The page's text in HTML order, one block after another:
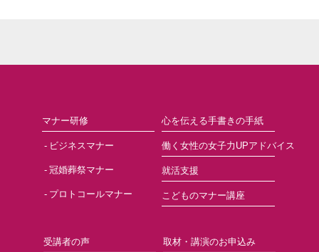
マナー研修
ビジネスマナー
冠婚葬祭マナー
プロトコールマナー
心を伝える手書きの手紙
働く女性の女子力UPアドバイス
就活支援
こどものマナー講座
受講者の声 取材・講演のお申込み